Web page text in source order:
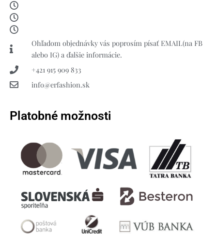
Ohľadom objednávky vás poprosím písať EMAIL(na FB
alebo IG) a ďalšie informácie.
+421 915 909 833
info@erfashion.sk
Platobné možnosti